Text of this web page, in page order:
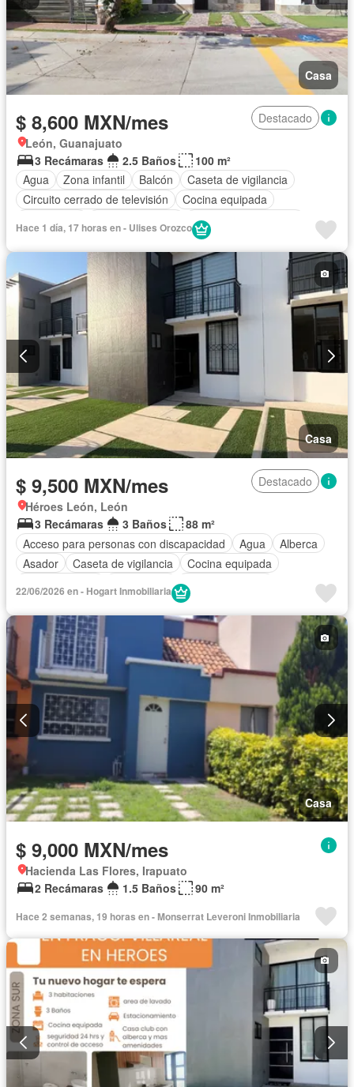
Casa
$ 8,600 MXN/mes
Destacado
León, Guanajuato
3 Recámaras
2.5 Baños
100 m²
Agua
Zona infantil Balcón
Caseta de vigilancia
Circuito cerrado de televisión
Cocina equipada
Recámara con closet
Sin amueblar
Hace 1 día, 17 horas en - Ulises Orozco
Casa
$ 9,500 MXN/mes
Destacado
Héroes León, León
3 Recámaras
3 Baños
88 m²
Acceso para personas con discapacidad
Agua
Alberca
Asador
Caseta de vigilancia
Cocina equipada
Estacionamiento
Sala polivalente
Zonas verdes
Permite niños
Solo familias
Sin amueblar
22/06/2026 en - Hogart Inmobiliaria
Casa
$ 9,000 MXN/mes
Hacienda Las Flores, Irapuato
2 Recámaras
1.5 Baños 90 m²
Hace 2 semanas, 19 horas en - Monserrat Leveroni Inmobiliaria